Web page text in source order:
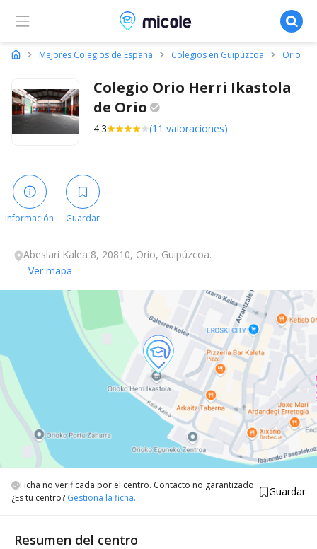
Micole, buscador de colegios
Mejores Colegios de España Colegios en Guipúzcoa Orio
Colegio Orio Herri Ikastola
de Orio
4.3 (11 valoraciones)
Información Guardar
Abeslari Kalea 8, 20810, Orio, Guipúzcoa.
Ver mapa
Ficha no verificada por el centro. Contacto no garantizado.
¿Es tu centro? Gestiona la ficha. Guardar
Resumen del centro